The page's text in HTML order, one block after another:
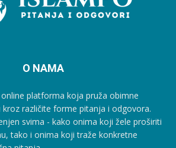
O NAMA
platforma koja pruža obimne
različite forme pitanja i odgovora.
svima - kako onima koji žele proširiti
tako i onima koji traže konkretne